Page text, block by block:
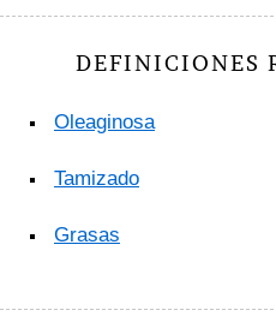
DEFINICIONES
Oleaginosa
Tamizado
Grasas